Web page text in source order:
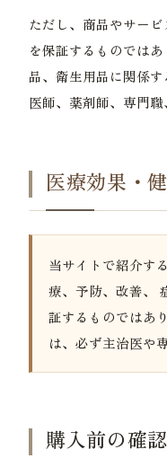
ただし、商品やサー
を保証するものでは
品、衛生用品に関係
医師、薬剤師、専門職
医療効果・
当サイトで紹介す
療、予防、改善、
証するものではあ
は、必ず主治医や
購入前の確